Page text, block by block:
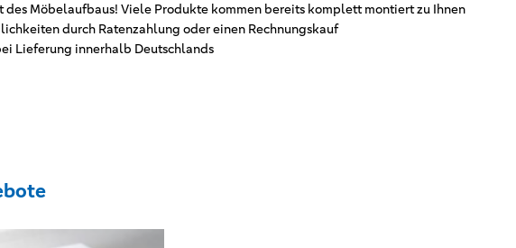
des Möbelaufbaus! Viele Produkte kommen bereits komplett montiert zu Ihnen
durch Ratenzahlung oder einen Rechnungskauf
Lieferung innerhalb Deutschlands